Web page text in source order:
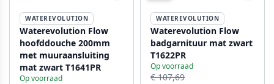
WATEREVOLUTION
Waterevolution Flow
hoofddouche 200mm
met muuraansluiting
mat zwart T1641PR
Op voorraad
WATEREVOLUTION
Waterevolution Flow
badgarnituur mat zwart
T1622PR
Op voorraad
€ 107,69